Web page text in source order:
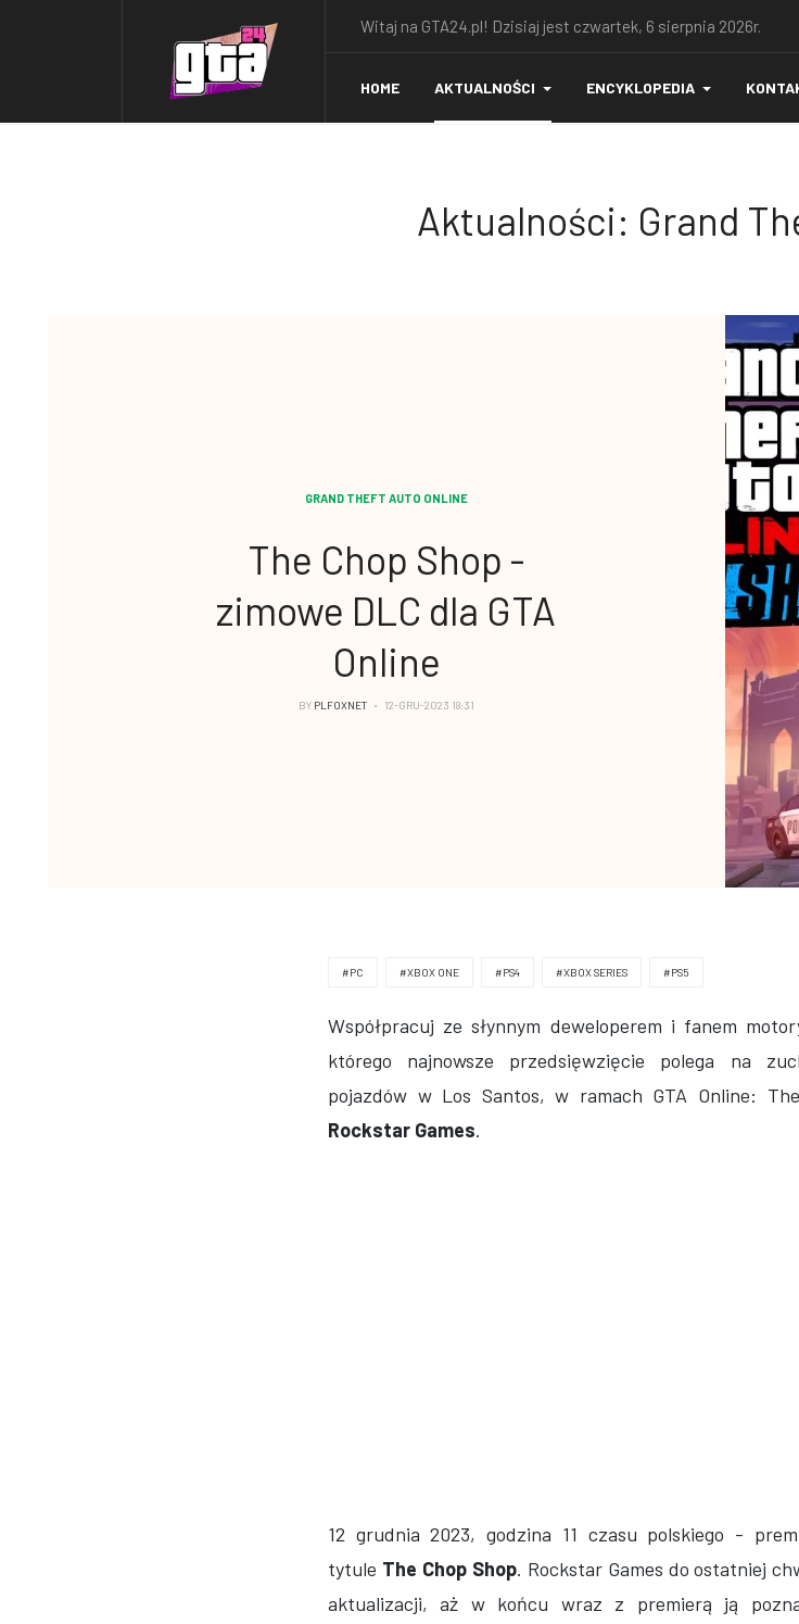
Witaj na GTA24.pl! Dzisiaj jest czwartek, 6 sierpnia 2026r.
HOME AKTUALNOŚCI ENCYKLOPEDIA
Aktualności: Grand
GRAND THEFT AUTO ONLINE
The Chop Shop -
zimowe DLC dla GTA
Online
BY PLFOXNET 12-GRU-2023 18:31
#PC #XBOX ONE #PS4 #XBOX SERIES #PS5
Współpracuj ze słynnym deweloperem i fanem
którego najnowsze przedsięwzięcie polega na
pojazdów w Los Santos, w ramach GTA Online:
Rockstar Games.
12 grudnia 2023, godzina 11 czasu polskiego -
tytule The Chop Shop. Rockstar Games do ostatniej
aktualizacji, aż w końcu wraz z premierą ją